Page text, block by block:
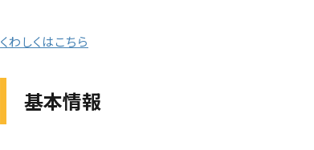
くわしくはこちら
基本情報